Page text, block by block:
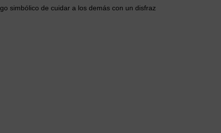
simbólico de cuidar a los demás con un disfraz